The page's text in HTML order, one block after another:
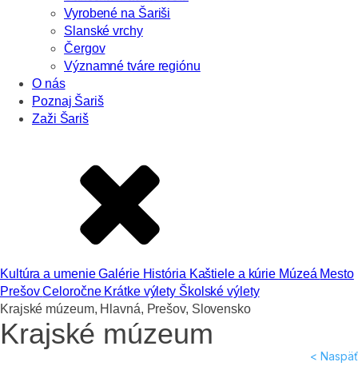
Vyrobené na Šariši
Slanské vrchy
Čergov
Významné tváre regiónu
O nás
Poznaj Šariš
Zaži Šariš
Kultúra a umenieGalérie História Kaštiele a kúrie Múzeá Mesto
PrešovCeloročne Krátke výlety Školské výlety
Krajské múzeum, Hlavná, Prešov, Slovensko
Krajské múzeum
< Naspäť